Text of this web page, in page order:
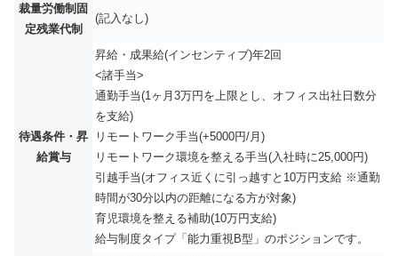
裁量労働制固
定残業代制
(記入なし)
待遇条件・昇
給賞与
昇給・成果給(インセンティブ)年2回
<諸手当>
通勤手当(1ヶ月3万円を上限とし、オフィス出社日数分
を支給)
リモートワーク手当(+5000円/月)
リモートワーク環境を整える手当(入社時に25,000円)
引越手当(オフィス近くに引っ越すと10万円支給 ※通勤
時間が30分以内の距離になる方が対象)
育児環境を整える補助(10万円支給)
給与制度タイプ「能力重視B型」のポジションです。